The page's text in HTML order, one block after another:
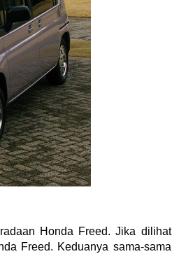
Honda Freed. Jika dilihat
Freed. Keduanya sama-sama